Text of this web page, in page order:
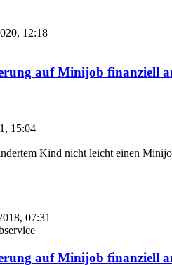
12:18
auf Minijob finanziell
15:04
Kind nicht leicht einen
07:31
auf Minijob finanziell